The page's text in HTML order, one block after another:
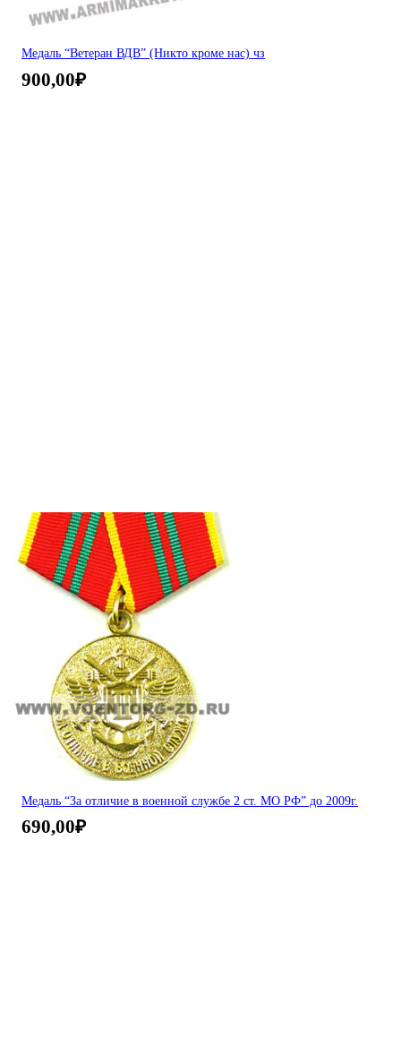
Медаль “Ветеран ВДВ” (Никто кроме нас) чз
900,00₽
Медаль “За отличие в военной службе 2 ст. МО РФ” до 2009г.
690,00₽